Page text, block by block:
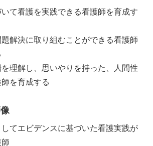
いて看護を実践できる看護師を育成す
題解決に取り組むことができる看護師
を理解し、思いやりを持った、人間性
を育成する
してエビデンスに基づいた看護実践が